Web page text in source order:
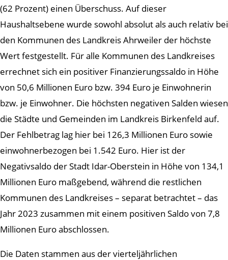
(62 Prozent) einen Überschuss. Auf dieser
Haushaltsebene wurde sowohl absolut als auch relativ bei
den Kommunen des Landkreis Ahrweiler der höchste
Wert festgestellt. Für alle Kommunen des Landkreises
errechnet sich ein positiver Finanzierungssaldo in Höhe
von 50,6 Millionen Euro bzw. 394 Euro je Einwohnerin
bzw. je Einwohner. Die höchsten negativen Salden wiesen
die Städte und Gemeinden im Landkreis Birkenfeld auf.
Der Fehlbetrag lag hier bei 126,3 Millionen Euro sowie
einwohnerbezogen bei 1.542 Euro. Hier ist der
Negativsaldo der Stadt Idar-Oberstein in Höhe von 134,1
Millionen Euro maßgebend, während die restlichen
Kommunen des Landkreises – separat betrachtet – das
Jahr 2023 zusammen mit einem positiven Saldo von 7,8
Millionen Euro abschlossen.
Die Daten stammen aus der vierteljährlichen